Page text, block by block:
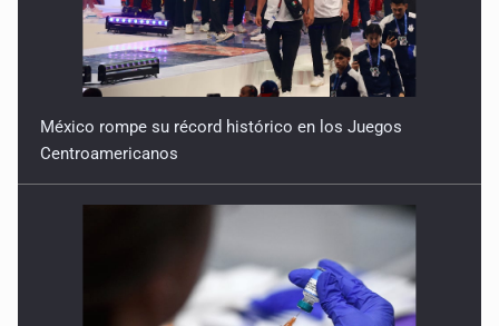
México rompe su récord histórico en los Juegos
Centroamericanos